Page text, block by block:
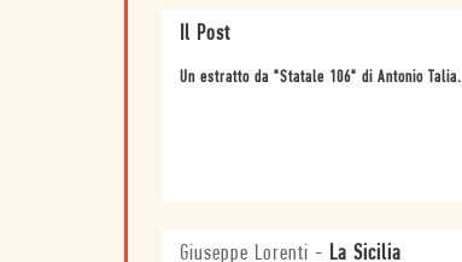
Il Post
Un estratto da "Statale 106" di Antonio Talia.
Giuseppe Lorenti - La Sicilia